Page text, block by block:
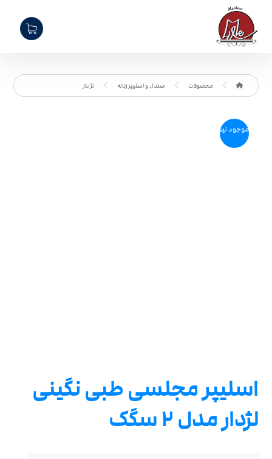
محصولات صندل و اسلیپر زنانه لژ دار
موجود نیست
اسلیپر مجلسی طبی نگینی
لژدار مدل 2 سگک